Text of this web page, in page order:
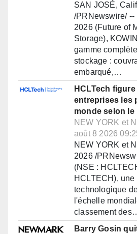
SAN JOSÉ,
/PRNewswire/ --
2026 (Future of
Storage),
gamme
stockage :
embarqué,…
HCLTech
entreprises les
monde selon le
NEW YORK et
août 8 2026
NEW YORK et
2026 /
(NSE :
HCLTECH),
technologique
l'échelle
classement
Barry Gosin